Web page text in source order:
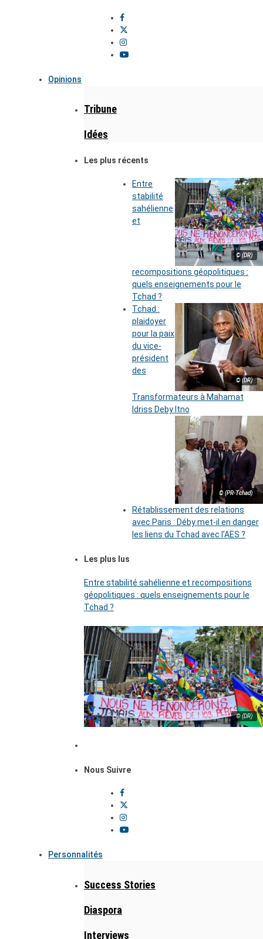
Opinions
Tribune
Idées
Les plus récents
© (DR)
Entre
stabilité
sahélienne
et
recompositions géopolitiques :
quels enseignements pour le
Tchad ?
© (DR)
Tchad :
plaidoyer
pour la paix
du vice-
président
des
Transformateurs à Mahamat
Idriss Deby Itno
© (PR-Tchad)
Rétablissement des relations
avec Paris : Déby met-il en danger
les liens du Tchad avec l’AES ?
Les plus lus
Entre stabilité sahélienne et recompositions
géopolitiques : quels enseignements pour le
Tchad ?
© (DR)
Nous Suivre
Personnalités
Success Stories
Diaspora
Interviews